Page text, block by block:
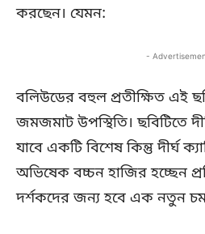
করছেন। যেমন:
-
বলিউডের বহুল প্রতীক্ষিত এই
জমজমাট উপস্থিতি। ছবিটিতে
যাবে একটি বিশেষ কিন্তু দীর্ঘ
অভিষেক বচ্চন হাজির হচ্ছেন
দর্শকদের জন্য হবে এক নতুন